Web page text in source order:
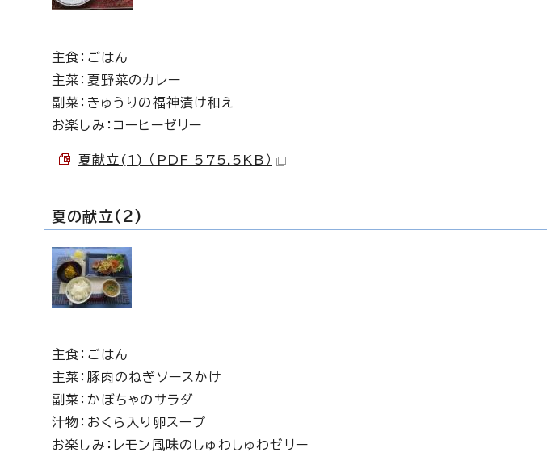
主食：ごはん
主菜：夏野菜のカレー
副菜：きゅうりの福神漬け和え
お楽しみ：コーヒーゼリー
夏献立(1) （PDF 575.5KB）
夏の献立(2)
主食：ごはん
主菜：豚肉のねぎソースかけ
副菜：かぼちゃのサラダ
汁物：おくら入り卵スープ
お楽しみ：レモン風味のしゅわしゅわゼリー